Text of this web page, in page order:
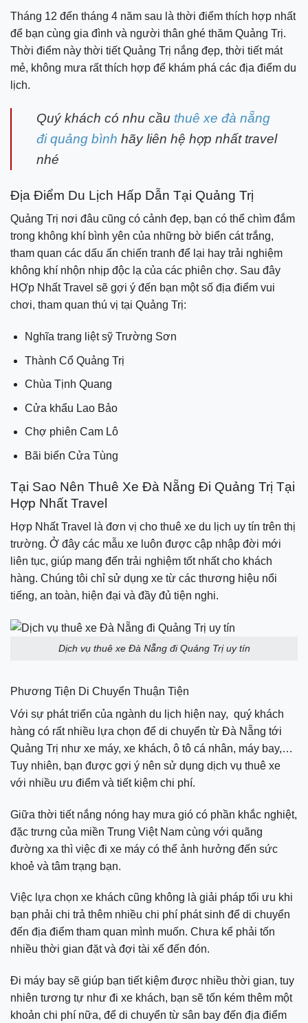
Tháng 12 đến tháng 4 năm sau là thời điểm thích hợp nhất
để bạn cùng gia đình và người thân ghé thăm Quảng Trị.
Thời điểm này thời tiết Quảng Trị nắng đẹp, thời tiết mát
mẻ, không mưa rất thích hợp để khám phá các địa điểm du
lịch.
Quý khách có nhu cầu thuê xe đà nẵng
đi quảng bình hãy liên hệ hợp nhất travel
nhé
Địa Điểm Du Lịch Hấp Dẫn Tại Quảng Trị
Quảng Trị nơi đâu cũng có cảnh đẹp, bạn có thể chìm đắm
trong không khí bình yên của những bờ biển cát trắng,
tham quan các dấu ấn chiến tranh để lại hay trải nghiệm
không khí nhộn nhịp độc lạ của các phiên chợ. Sau đây
HỢp Nhất Travel sẽ gợi ý đến bạn một số địa điểm vui
chơi, tham quan thú vị tại Quảng Trị:
Nghĩa trang liệt sỹ Trường Sơn
Thành Cổ Quảng Trị
Chùa Tịnh Quang
Cửa khẩu Lao Bảo
Chợ phiên Cam Lô
Bãi biển Cửa Tùng
Tại Sao Nên Thuê Xe Đà Nẵng Đi Quảng Trị Tại
Hợp Nhất Travel
Hợp Nhất Travel là đơn vị cho thuê xe du lịch uy tín trên thị
trường. Ở đây các mẫu xe luôn được cập nhập đời mới
liên tục, giúp mang đến trải nghiệm tốt nhất cho khách
hàng. Chúng tôi chỉ sử dụng xe từ các thương hiệu nổi
tiếng, an toàn, hiện đại và đầy đủ tiện nghi.
Dịch vụ thuê xe Đà Nẵng đi Quảng Trị uy tín
Phương Tiện Di Chuyển Thuận Tiện
Với sự phát triển của ngành du lịch hiện nay, quý khách
hàng có rất nhiều lựa chọn để di chuyển từ Đà Nẵng tới
Quảng Trị như xe máy, xe khách, ô tô cá nhân, máy bay,…
Tuy nhiên, bạn được gợi ý nên sử dụng dịch vụ thuê xe
với nhiều ưu điểm và tiết kiệm chi phí.
Giữa thời tiết nắng nóng hay mưa gió có phần khắc nghiệt,
đặc trưng của miền Trung Việt Nam cùng với quãng
đường xa thì việc đi xe máy có thể ảnh hưởng đến sức
khoẻ và tâm trạng bạn.
Việc lựa chọn xe khách cũng không là giải pháp tối ưu khi
bạn phải chi trả thêm nhiều chi phí phát sinh để di chuyển
đến địa điểm tham quan mình muốn. Chưa kể phải tốn
nhiều thời gian đặt và đợi tài xế đến đón.
Đi máy bay sẽ giúp bạn tiết kiệm được nhiều thời gian, tuy
nhiên tương tự như đi xe khách, bạn sẽ tốn kém thêm một
khoản chi phí nữa, để di chuyển từ sân bay đến địa điểm